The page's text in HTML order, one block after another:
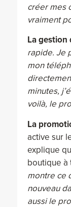
créer mes
vraiment
La gestion
rapide. Je
mon
minutes,
voilà, le
La
active sur
explique
boutique à
montre ce
nouveau
aussi le